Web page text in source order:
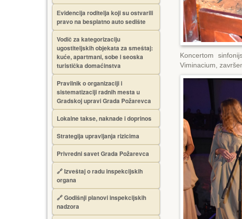
Еvidencija roditelja koji su ostvarili
pravo na besplatno auto sedište
Vodič za kategorizaciju
ugostiteljskih objekata za smeštaj:
kuće, apartmani, sobe i seoska
turistička domaćinstva
Pravilnik o organizaciji i
sistematizaciji radnih mesta u
Gradskoj upravi Grada Požarevca
Lokalne takse, naknade i doprinos
Strategija upravljanja rizicima
Privredni savet Grada Požarevca
🔗Izveštaj o radu inspekcijskih
organa
🔗Godišnji planovi inspekcijskih
nadzora
Koncertom
Viminacium,